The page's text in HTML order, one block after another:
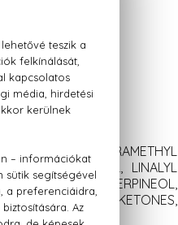
VANILLIN, TETRAMETHYL
PEEL OIL, LINALYL
COUMARIN, TERPINEOL,
PEEL OIL, ROSE KETONES,
ALCOHOL